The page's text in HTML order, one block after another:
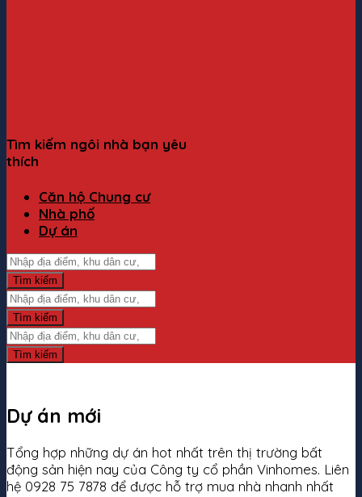
Tìm kiếm ngôi nhà bạn yêu
thích
Căn hộ Chung cư
Nhà phố
Dự án
Tìm
kiếm:
Tìm kiếm
Tìm
kiếm:
Tìm kiếm
Tìm
kiếm:
Tìm kiếm
Dự án mới
Tổng hợp những dự án hot nhất trên thị trường bất
động sản hiện nay của Công ty cổ phần Vinhomes. Liên
hệ 0928 75 7878 để được hỗ trợ mua nhà nhanh nhất